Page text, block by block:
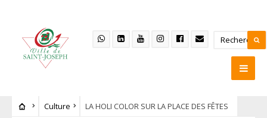
Culture LA HOLI COLOR SUR LA PLACE DES FÊTES